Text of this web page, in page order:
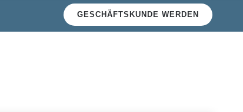
GESCHÄFTSKUNDE WERDEN